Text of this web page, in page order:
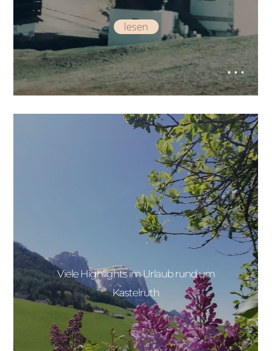
lesen
Viele Highlights im Urlaub rund um
Kastelruth